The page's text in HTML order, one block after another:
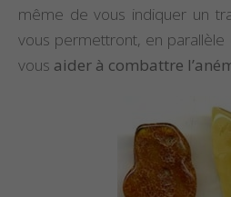
même de vous indiquer un
vous permettront, en
vous aider à combattre